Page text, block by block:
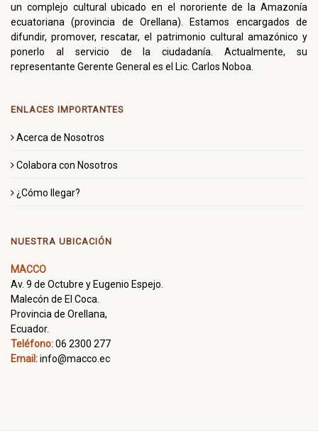
un complejo cultural ubicado en el nororiente de la Amazonía
ecuatoriana (provincia de Orellana). Estamos encargados de
difundir, promover, rescatar, el patrimonio cultural amazónico y
ponerlo al servicio de la ciudadanía. Actualmente, su
representante Gerente General es el Lic. Carlos Noboa.
ENLACES IMPORTANTES
Acerca de Nosotros
Colabora con Nosotros
¿Cómo llegar?
NUESTRA UBICACIÓN
MACCO
Av. 9 de Octubre y Eugenio Espejo.
Malecón de El Coca.
Provincia de Orellana,
Ecuador.
Teléfono:06 2300 277
Email:info@macco.ec